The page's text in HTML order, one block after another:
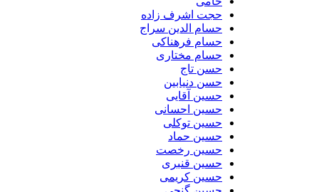
حجت اشرف زاده
حسام الدین سراج
حسام فرهناکی
حسام مختاری
حسن تاج
حسن دنیابین
حسین آقایی
حسین احسانی
حسین توکلی
حسین حماد
حسین رخصت
حسین قنبری
حسین کریمی